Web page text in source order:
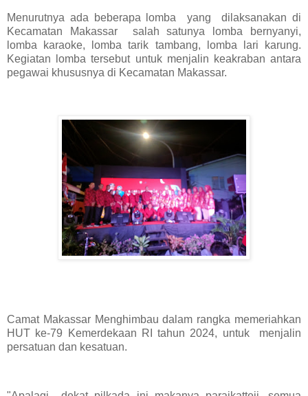
Menurutnya ada beberapa lomba yang dilaksanakan di
Kecamatan Makassar salah satunya lomba bernyanyi,
lomba karaoke, lomba tarik tambang, lomba lari karung.
Kegiatan lomba tersebut untuk menjalin keakraban antara
pegawai khususnya di Kecamatan Makassar.
Camat Makassar Menghimbau dalam rangka memeriahkan
HUT ke-79 Kemerdekaan RI tahun 2024, untuk menjalin
persatuan dan kesatuan.